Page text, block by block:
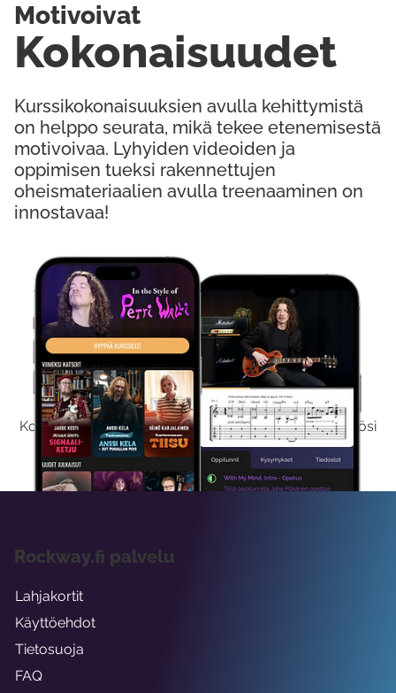
Kokeile Ilmaiseksi
Kokeilemalla ilmaiseksi saat koko sisältömme käyttöösi
viikon ajaksi.
Kurssikokonaisuuksien avulla kehittymistä
on helppo seurata, mikä tekee etenemisestä
motivoivaa. Lyhyiden videoiden ja
oppimisen tueksi rakennettujen
oheismateriaalien avulla treenaaminen on
innostavaa!
Kokonaisuudet
Motivoivat
Rockway.fi palvelu
Lahjakortit
Käyttöehdot
Tietosuoja
FAQ